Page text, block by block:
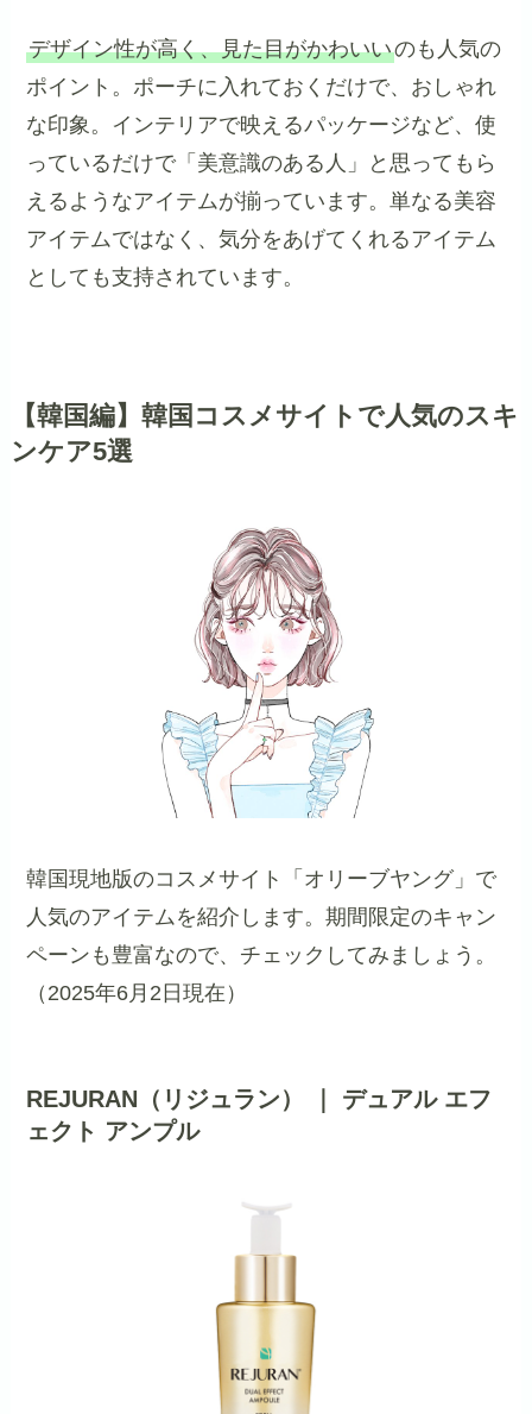
デザイン性が高く、見た目がかわいいのも人気の
ポイント。ポーチに入れておくだけで、おしゃれ
な印象。インテリアで映えるパッケージなど、使
っているだけで「美意識のある人」と思ってもら
えるようなアイテムが揃っています。単なる美容
アイテムではなく、気分をあげてくれるアイテム
としても支持されています。
【韓国編】韓国コスメサイトで人気のスキ
ンケア5選
韓国現地版のコスメサイト「オリーブヤング」で
人気のアイテムを紹介します。期間限定のキャン
ペーンも豊富なので、チェックしてみましょう。
（2025年6月2日現在）
REJURAN（リジュラン） ｜ デュアル エフ
ェクト アンプル